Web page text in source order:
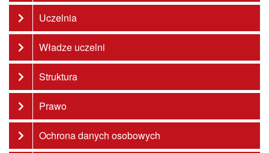
Uczelnia
Władze uczelni
Struktura
Prawo
Ochrona danych osobowych